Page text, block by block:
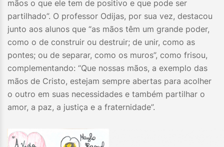
mãos o que ele tem de positivo e que pode ser
partilhado”. O professor Odijas, por sua vez, destacou
junto aos alunos que “as mãos têm um grande poder,
como o de construir ou destruir; de unir, como as
pontes; ou de separar, como os muros”, como frisou,
complementando: “Que nossas mãos, a exemplo das
mãos de Cristo, estejam sempre abertas para acolher
o outro em suas necessidades e também partilhar o
amor, a paz, a justiça e a fraternidade”.